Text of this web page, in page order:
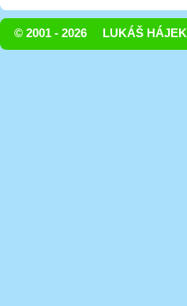
© 2001 - 2026 LUKÁŠ HÁJEK